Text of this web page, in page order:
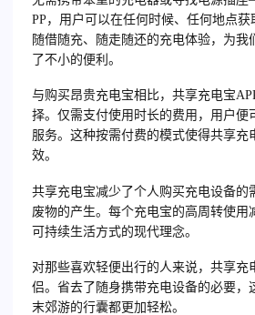
PP，用户可以在任何时候、任何地点
随借随充、随走随还的充电体验，为我
了不小的便利。
与购买昂贵充电宝相比，共享充电宝
择。仅需支付使用时长的费用，用户便
服务。这种按需付费的模式使得共享充
效。
共享充电宝减少了个人购买充电设备的
废物的产生。每个充电宝的高周转使用
可持续生活方式的现代理念。
对那些喜欢轻便出行的人来说，共享充
侣。省去了随身携带充电设备的必要，
末郊游的行囊都更加轻松。